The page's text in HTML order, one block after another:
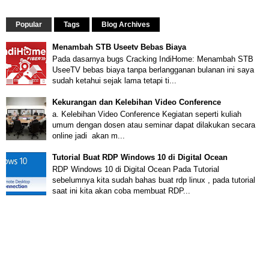
Popular Tags Blog Archives
Menambah STB Useetv Bebas Biaya
Pada dasarnya bugs Cracking IndiHome: Menambah STB
UseeTV bebas biaya tanpa berlangganan bulanan ini saya
sudah ketahui sejak lama tetapi ti...
Kekurangan dan Kelebihan Video Conference
a. Kelebihan Video Conference Kegiatan seperti kuliah
umum dengan dosen atau seminar dapat dilakukan secara
online jadi akan m...
Tutorial Buat RDP Windows 10 di Digital Ocean
RDP Windows 10 di Digital Ocean Pada Tutorial
sebelumnya kita sudah bahas buat rdp linux , pada tutorial
saat ini kita akan coba membuat RDP...